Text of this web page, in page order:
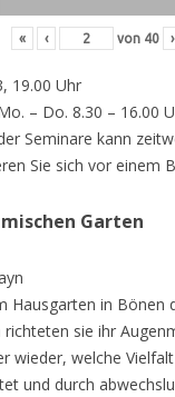
« ‹ von 40 ›
19.00 Uhr
– Do. 8.30 – 16.00
Seminare kann
Sie sich vor einem
Garten
Hausgarten in
sie ihr
wieder, welche
und durch